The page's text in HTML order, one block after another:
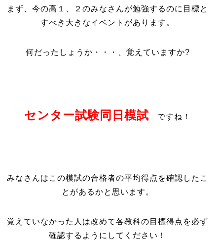
まず、今の高１、２のみなさんが勉強するのに目標と
すべき大きなイベントがあります。
何だったしょうか・・・、覚えていますか?
センター試験同日模試 ですね！
みなさんはこの模試の合格者の平均得点を確認したこ
とがあるかと思います。
覚えていなかった人は改めて各教科の目標得点を必ず
確認するようにしてください！